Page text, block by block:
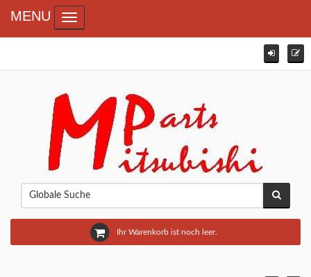
Ihr Warenkorb ist noch leer.
MENU Toggle navigation